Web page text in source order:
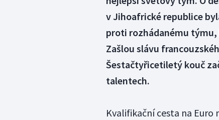
v Jihoafrické republice
proti rozhádanému
Zašlou slávu
Šestačtyřicetiletý kouč
talentech.
Kvalifikační cesta na